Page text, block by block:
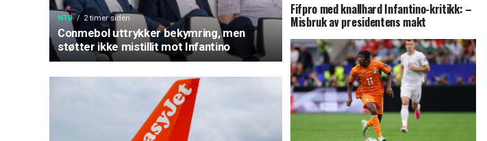
NTB 2 timer siden
Conmebol uttrykker bekymring, men
støtter ikke mistillit mot Infantino
Fifpro med knallhard Infantino-kritikk: –
Misbruk av presidentens makt